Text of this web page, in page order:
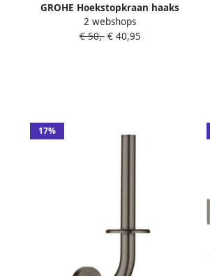
GROHE Hoekstopkraan haaks
eengreeps 1 2"x 3 8"
(knelkoppeling ) hard graphite
2 webshops
€ 50,-€ 40,95
17%